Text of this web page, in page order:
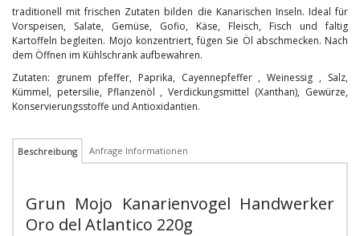
traditionell mit frischen Zutaten bilden die Kanarischen Inseln. Ideal für
Vorspeisen, Salate, Gemüse, Gofio, Käse, Fleisch, Fisch und faltig
Kartoffeln begleiten. Mojo konzentriert, fügen Sie Öl abschmecken. Nach
dem Öffnen im Kühlschrank aufbewahren.
Zutaten: grunem pfeffer, Paprika, Cayennepfeffer , Weinessig , Salz,
Kümmel, petersilie, Pflanzenöl , Verdickungsmittel (Xanthan), Gewürze,
Konservierungsstoffe und Antioxidantien.
Beschreibung Anfrage Informationen
Grun Mojo Kanarienvogel Handwerker
Oro del Atlantico 220g